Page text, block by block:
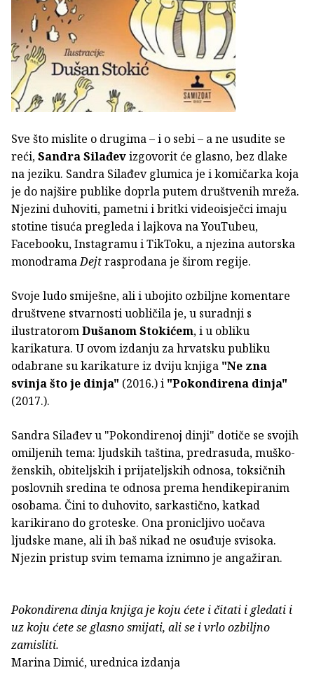
Sve što mislite o drugima – i o sebi – a ne usudite se
reći,Sandra Silađevizgovorit će glasno, bez dlake
na jeziku. Sandra Silađev glumica je i komičarka koja
je do najšire publike doprla putem društvenih mreža.
Njezini duhoviti, pametni i britki videoisječci imaju
stotine tisuća pregleda i lajkova na YouTubeu,
Facebooku, Instagramu i TikToku, a njezina autorska
monodramaDejtrasprodana je širom regije.
Svoje ludo smiješne, ali i ubojito ozbiljne komentare
društvene stvarnosti uobličila je, u suradnji s
ilustratoromDušanom Stokićem, i u obliku
karikatura. U ovom izdanju za hrvatsku publiku
odabrane su karikature iz dviju knjiga "Ne zna
svinja što je dinja" (2016.) i "Pokondirena dinja"
(2017.).
Sandra Silađev u "Pokondirenoj dinji" dotiče se svojih
omiljenih tema: ljudskih taština, predrasuda, muško-
ženskih, obiteljskih i prijateljskih odnosa, toksičnih
poslovnih sredina te odnosa prema hendikepiranim
osobama. Čini to duhovito, sarkastično, katkad
karikirano do groteske. Ona pronicljivo uočava
ljudske mane, ali ih baš nikad ne osuđuje svisoka.
Njezin pristup svim temama iznimno je angažiran.
Pokondirena dinja knjiga je koju ćete i čitati i gledati i
uz koju ćete se glasno smijati, ali se i vrlo ozbiljno
zamisliti.
Marina Dimić, urednica izdanja